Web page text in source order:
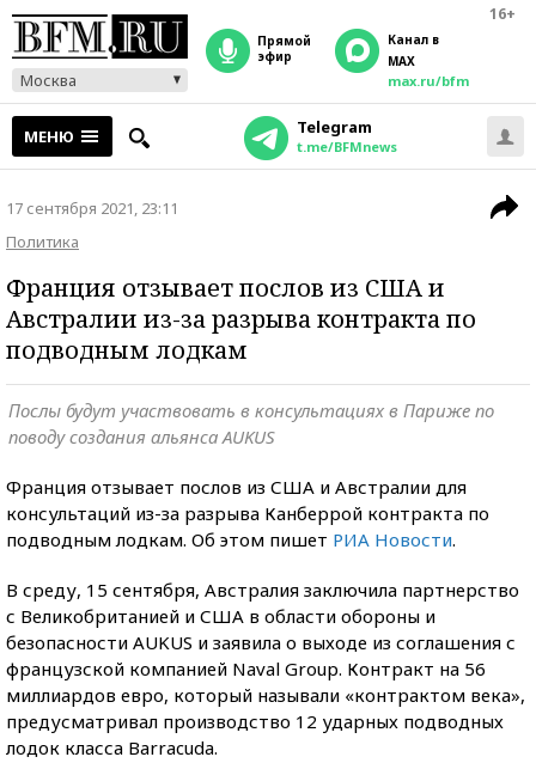
16+
Москва
прямой
эфир
Канал в
MAX
max.ru/bfm
МЕНЮ Telegram
t.me/BFMnews
17 сентября 2021, 23:11
Политика
Франция отзывает послов из США и
Австралии из-за разрыва контракта по
подводным лодкам
Послы будут участвовать в консультациях в Париже по
поводу создания альянса AUKUS
Франция отзывает послов из США и Австралии для
консультаций из-за разрыва Канберрой контракта по
подводным лодкам. Об этом пишет РИА Новости.
В среду, 15 сентября, Австралия заключила партнерство
с Великобританией и США в области обороны и
безопасности AUKUS и заявила о выходе из соглашения с
французской компанией Naval Group. Контракт на 56
миллиардов евро, который называли «контрактом века»,
предусматривал производство 12 ударных подводных
лодок класса Barracuda.